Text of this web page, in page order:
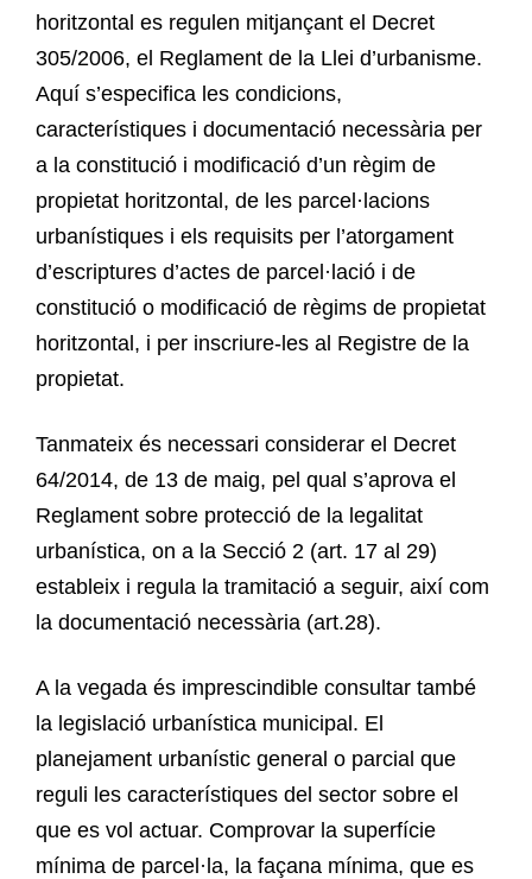
horitzontal es regulen mitjançant el Decret
305/2006, el Reglament de la Llei d’urbanisme.
Aquí s’especifica les condicions,
característiques i documentació necessària per
a la constitució i modificació d’un règim de
propietat horitzontal, de les parcel·lacions
urbanístiques i els requisits per l’atorgament
d’escriptures d’actes de parcel·lació i de
constitució o modificació de règims de propietat
horitzontal, i per inscriure-les al Registre de la
propietat.
Tanmateix és necessari considerar el Decret
64/2014, de 13 de maig, pel qual s’aprova el
Reglament sobre protecció de la legalitat
urbanística, on a la Secció 2 (art. 17 al 29)
estableix i regula la tramitació a seguir, així com
la documentació necessària (art.28).
A la vegada és imprescindible consultar també
la legislació urbanística municipal. El
planejament urbanístic general o parcial que
reguli les característiques del sector sobre el
que es vol actuar. Comprovar la superfície
mínima de parcel·la, la façana mínima, que es